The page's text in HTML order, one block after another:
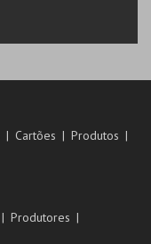
Cartões
Produtos
Produtores